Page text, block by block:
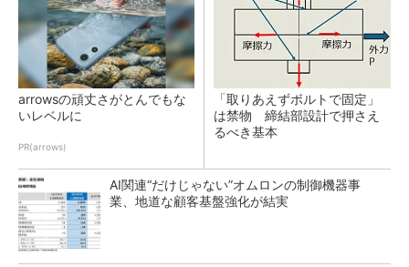
arrowsの頑丈さがとんでもな
いレベルに
PR(arrows)
「取りあえずボルトで固定」
は禁物 締結部設計で押さえ
るべき基本
AI関連“だけじゃない”オムロンの制御機器事
業、地道な顧客基盤強化が結実